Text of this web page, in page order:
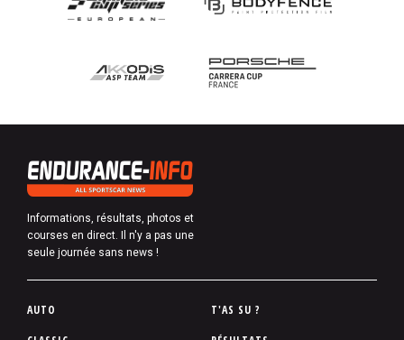
Informations, résultats, photos et
courses en direct. Il n'y a pas une
seule journée sans news !
P
AUTO
T'AS SU ?